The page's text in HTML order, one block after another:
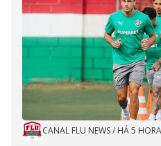
CANAL FLU NEWS/ HÁ 5